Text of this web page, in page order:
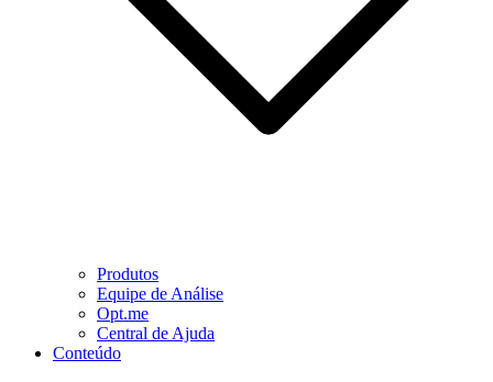
Produtos
Equipe de Análise
Opt.me
Central de Ajuda
Conteúdo